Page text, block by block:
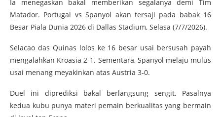
Ia menegaskan bakal memberikan segalanya demi Tim
Matador. Portugal vs Spanyol akan tersaji pada babak 16
Besar Piala Dunia 2026 di Dallas Stadium, Selasa (7/7/2026).
Selacao das Quinas lolos ke 16 besar usai bersusah payah
mengalahkan Kroasia 2-1. Sementara, Spanyol melaju mulus
usai menang meyakinkan atas Austria 3-0.
Duel ini diprediksi bakal berlangsung sengit. Pasalnya
kedua kubu punya materi pemain berkualitas yang bermain